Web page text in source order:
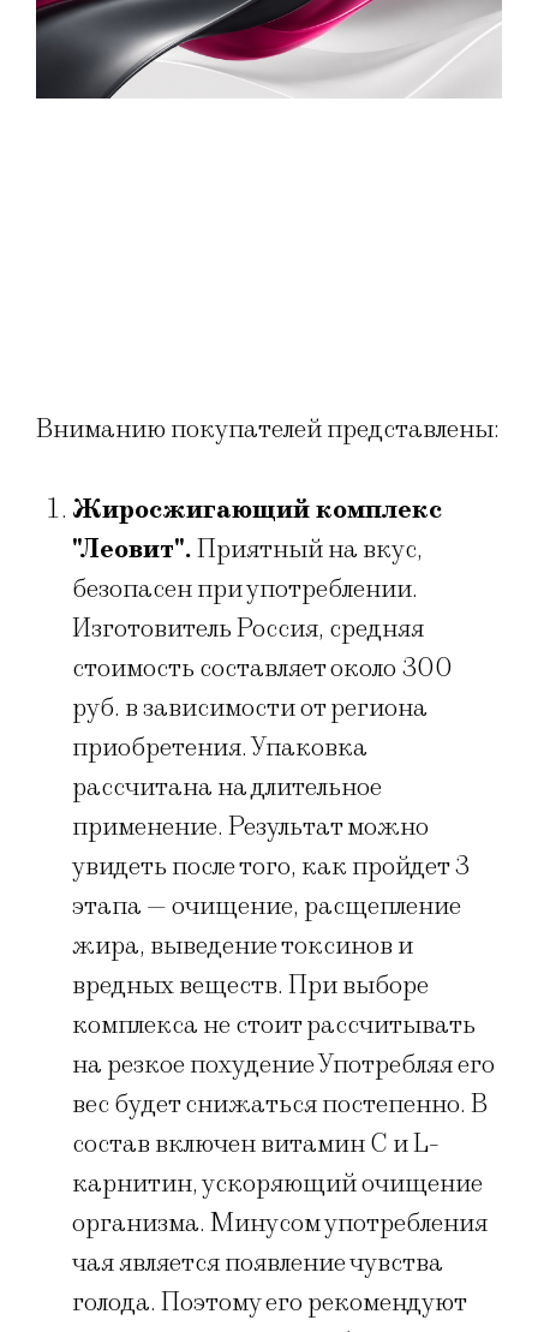
Вниманию покупателей представлены:
Жиросжигающий комплекс
"Леовит".Приятный на вкус,
безопасен при употреблении.
Изготовитель Россия, средняя
стоимость составляет около 300
руб. в зависимости от региона
приобретения. Упаковка
рассчитана на длительное
применение. Результат можно
увидеть после того, как пройдет 3
этапа — очищение, расщепление
жира, выведение токсинов и
вредных веществ. При выборе
комплекса не стоит рассчитывать
на резкое похудение Употребляя его
вес будет снижаться постепенно. В
состав включен витамин С и L-
карнитин, ускоряющий очищение
организма. Минусом употребления
чая является появление чувства
голода. Поэтому его рекомендуют